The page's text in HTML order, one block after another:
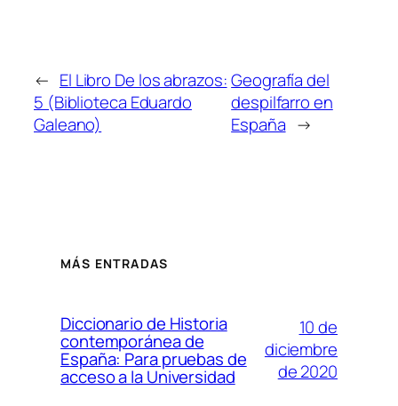
← El Libro De los abrazos:
5 (Biblioteca Eduardo
Galeano)
Geografía del
despilfarro en
España →
MÁS ENTRADAS
Diccionario de Historia
contemporánea de
España: Para pruebas de
acceso a la Universidad
10 de
diciembre
de 2020